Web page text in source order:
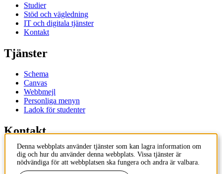
Studier
Stöd och vägledning
IT och digitala tjänster
Kontakt
Tjänster
Schema
Canvas
Webbmejl
Personliga menyn
Ladok för studenter
Kontakt
Kontakta utbildningsprogram
Kontakta kurs
IT-support
Denna webbplats använder tjänster som kan lagra information om
dig och hur du använder denna webbplats. Vissa tjänster är
nödvändiga för att webbplatsen ska fungera och andra är valbara.